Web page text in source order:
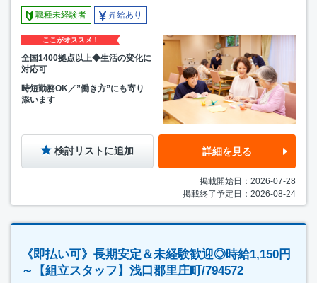
職種未経験者 昇給あり
ここがオススメ！
全国1400拠点以上◆生活の変化に
対応可
時短勤務OK／”働き方”にも寄り
添います
検討リストに追加 詳細を見る
掲載開始日：2026-07-28
掲載終了予定日：2026-08-24
《即払い可》長期安定＆未経験歓迎◎時給1,150円
～【組立スタッフ】浅口郡里庄町/794572